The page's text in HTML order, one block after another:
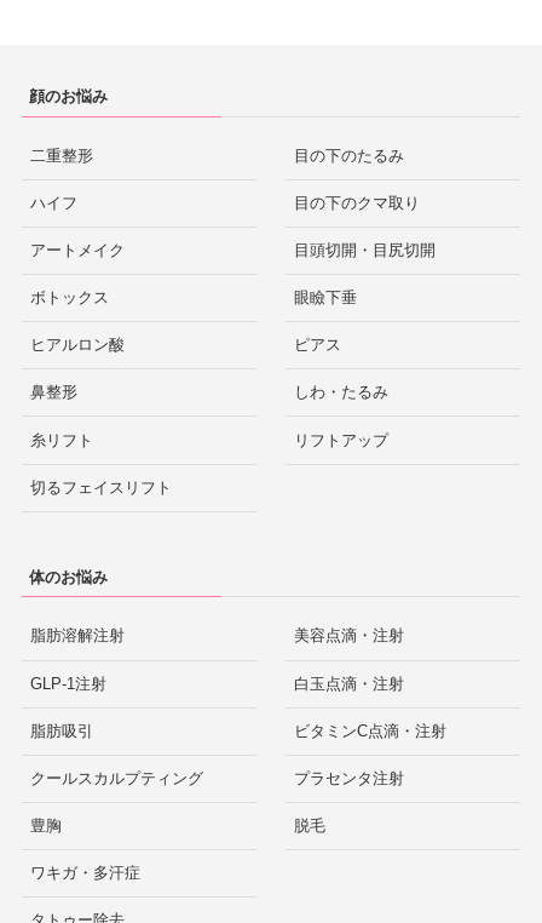
顔のお悩み
二重整形
ハイフ
アートメイク
ボトックス
ヒアルロン酸
鼻整形
糸リフト
切るフェイスリフト
目の下のたるみ
目の下のクマ取り
目頭切開・目尻切開
眼瞼下垂
ピアス
しわ・たるみ
リフトアップ
体のお悩み
脂肪溶解注射
GLP-1注射
脂肪吸引
クールスカルプティング
豊胸
ワキガ・多汗症
美容点滴・注射
白玉点滴・注射
ビタミンC点滴・注射
プラセンタ注射
脱毛